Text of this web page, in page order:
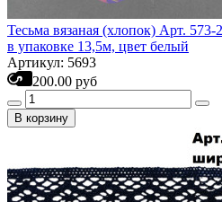
Тесьма вязаная (хлопок) Арт.
в упаковке 13,5м, цвет белый
Артикул: 5693
200.00 руб
В корзину